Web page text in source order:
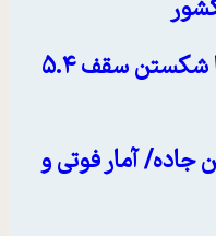
پایان هفته کاری بورس با شکستن سقف ۵.۴
جاده/ آمار فوتی و